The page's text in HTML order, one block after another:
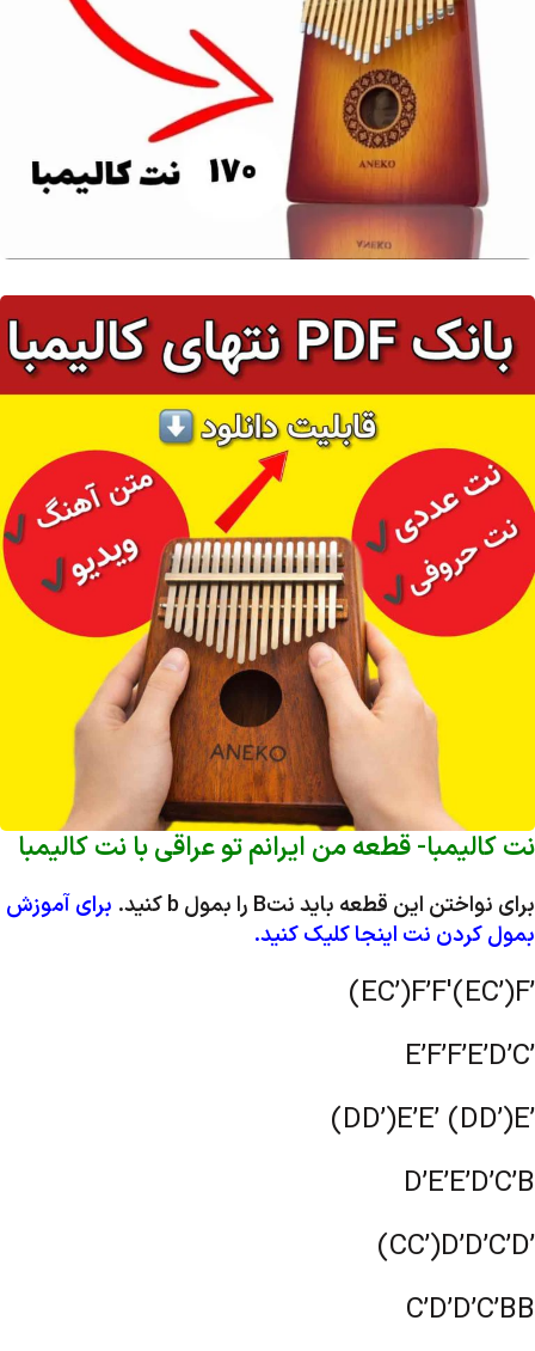
نت کالیمبا- قطعه من ایرانم تو عراقی با نت کالیمبا
برای نواختن این قطعه باید نتB را بمول b کنید.
برای آموزش
بمول کردن نت اینجا کلیک کنید.
(EC’)F’F'(EC’)F’
E’F’F’E’D’C’
(DD’)E’E’ (DD’)E’
D’E’E’D’C’B
(CC’)D’D’C’D’
C’D’D’C’BB